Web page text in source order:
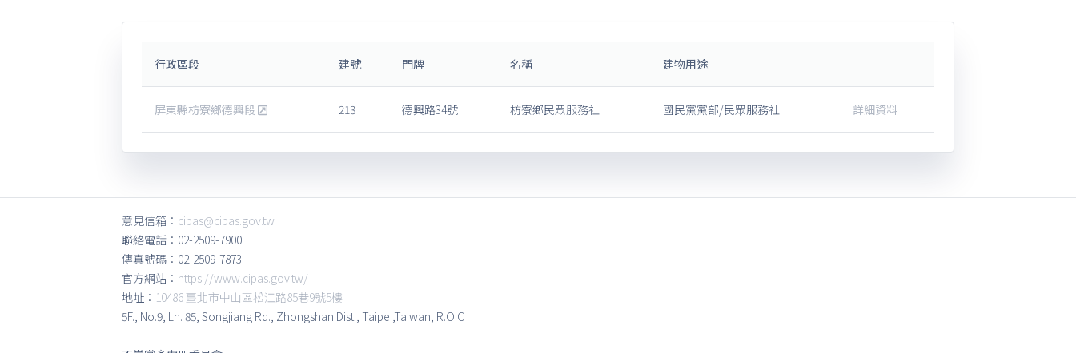
行政區段 建號 門牌 名稱 建物用途
屏東縣枋寮鄉德興段 213 德興路34號 枋寮鄉民眾服務社 國民黨黨部/民眾服務社 詳細資料
意見信箱： cipas@cipas.gov.tw
聯絡電話：02-2509-7900
傳真號碼：02-2509-7873
官方網站： https://www.cipas.gov.tw/
地址： 10486 臺北市中山區松江路85巷9號5樓
5F., No.9, Ln. 85, Songjiang Rd., Zhongshan Dist., Taipei,Taiwan, R.O.C